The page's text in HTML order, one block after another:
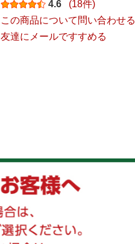
4.6
(18件)
この商品について問い合わせる
友達にメールですすめる